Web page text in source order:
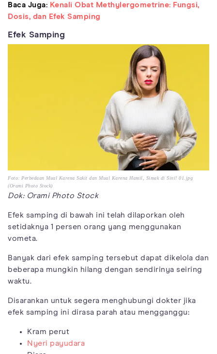
Baca Juga: Kenali Obat Methylergometrine: Fungsi,
Dosis, dan Efek Samping
Efek Samping
Foto: Perbedaan Mual Karena Sakit dan Mual Karena Hamil, Simak di Sini! 01.jpg
(Orami Photo Stock)
Dok: Orami Photo Stock
Efek samping di bawah ini telah dilaporkan oleh
setidaknya 1 persen orang yang menggunakan
vometa.
Banyak dari efek samping tersebut dapat dikelola dan
beberapa mungkin hilang dengan sendirinya seiring
waktu.
Disarankan untuk segera menghubungi dokter jika
efek samping ini dirasa parah atau mengganggu:
Kram perut
Nyeri payudara